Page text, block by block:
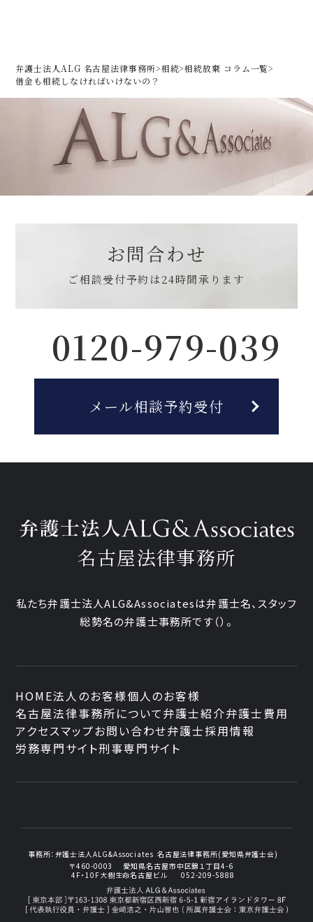
弁護士法人ALG 名古屋法律事務所>相続>相続放棄 コラム一覧>
借金も相続しなければいけないの？
お問合わせ
ご相談受付予約は24時間承ります
0120-979-039
メール相談予約受付
名古屋法律事務所
私たち弁護士法人ALG&Associatesは弁護士名、 スタッフ
総勢名の弁護士事務所です（）。
HOME法人のお客様個人のお客様
名古屋法律事務所について弁護士紹介弁護士費用
アクセスマップお問い合わせ弁護士採用情報
労務専門サイト刑事専門サイト
事務所： 弁護士法人ALG&Associates 名古屋法律事務所(愛知県弁護士会)
〒460-0003
愛知県名古屋市中区錦１丁目4-6
4F・10F大樹生命名古屋ビル
052-209-5888